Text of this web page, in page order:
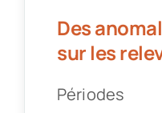
Des
sur les
Périodes